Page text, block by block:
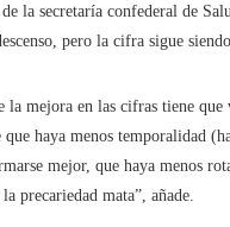
la secretaría confederal de
pero la cifra sigue
mejora en las cifras tiene
haya menos temporalidad
mejor, que haya menos
precariedad mata”, añade.